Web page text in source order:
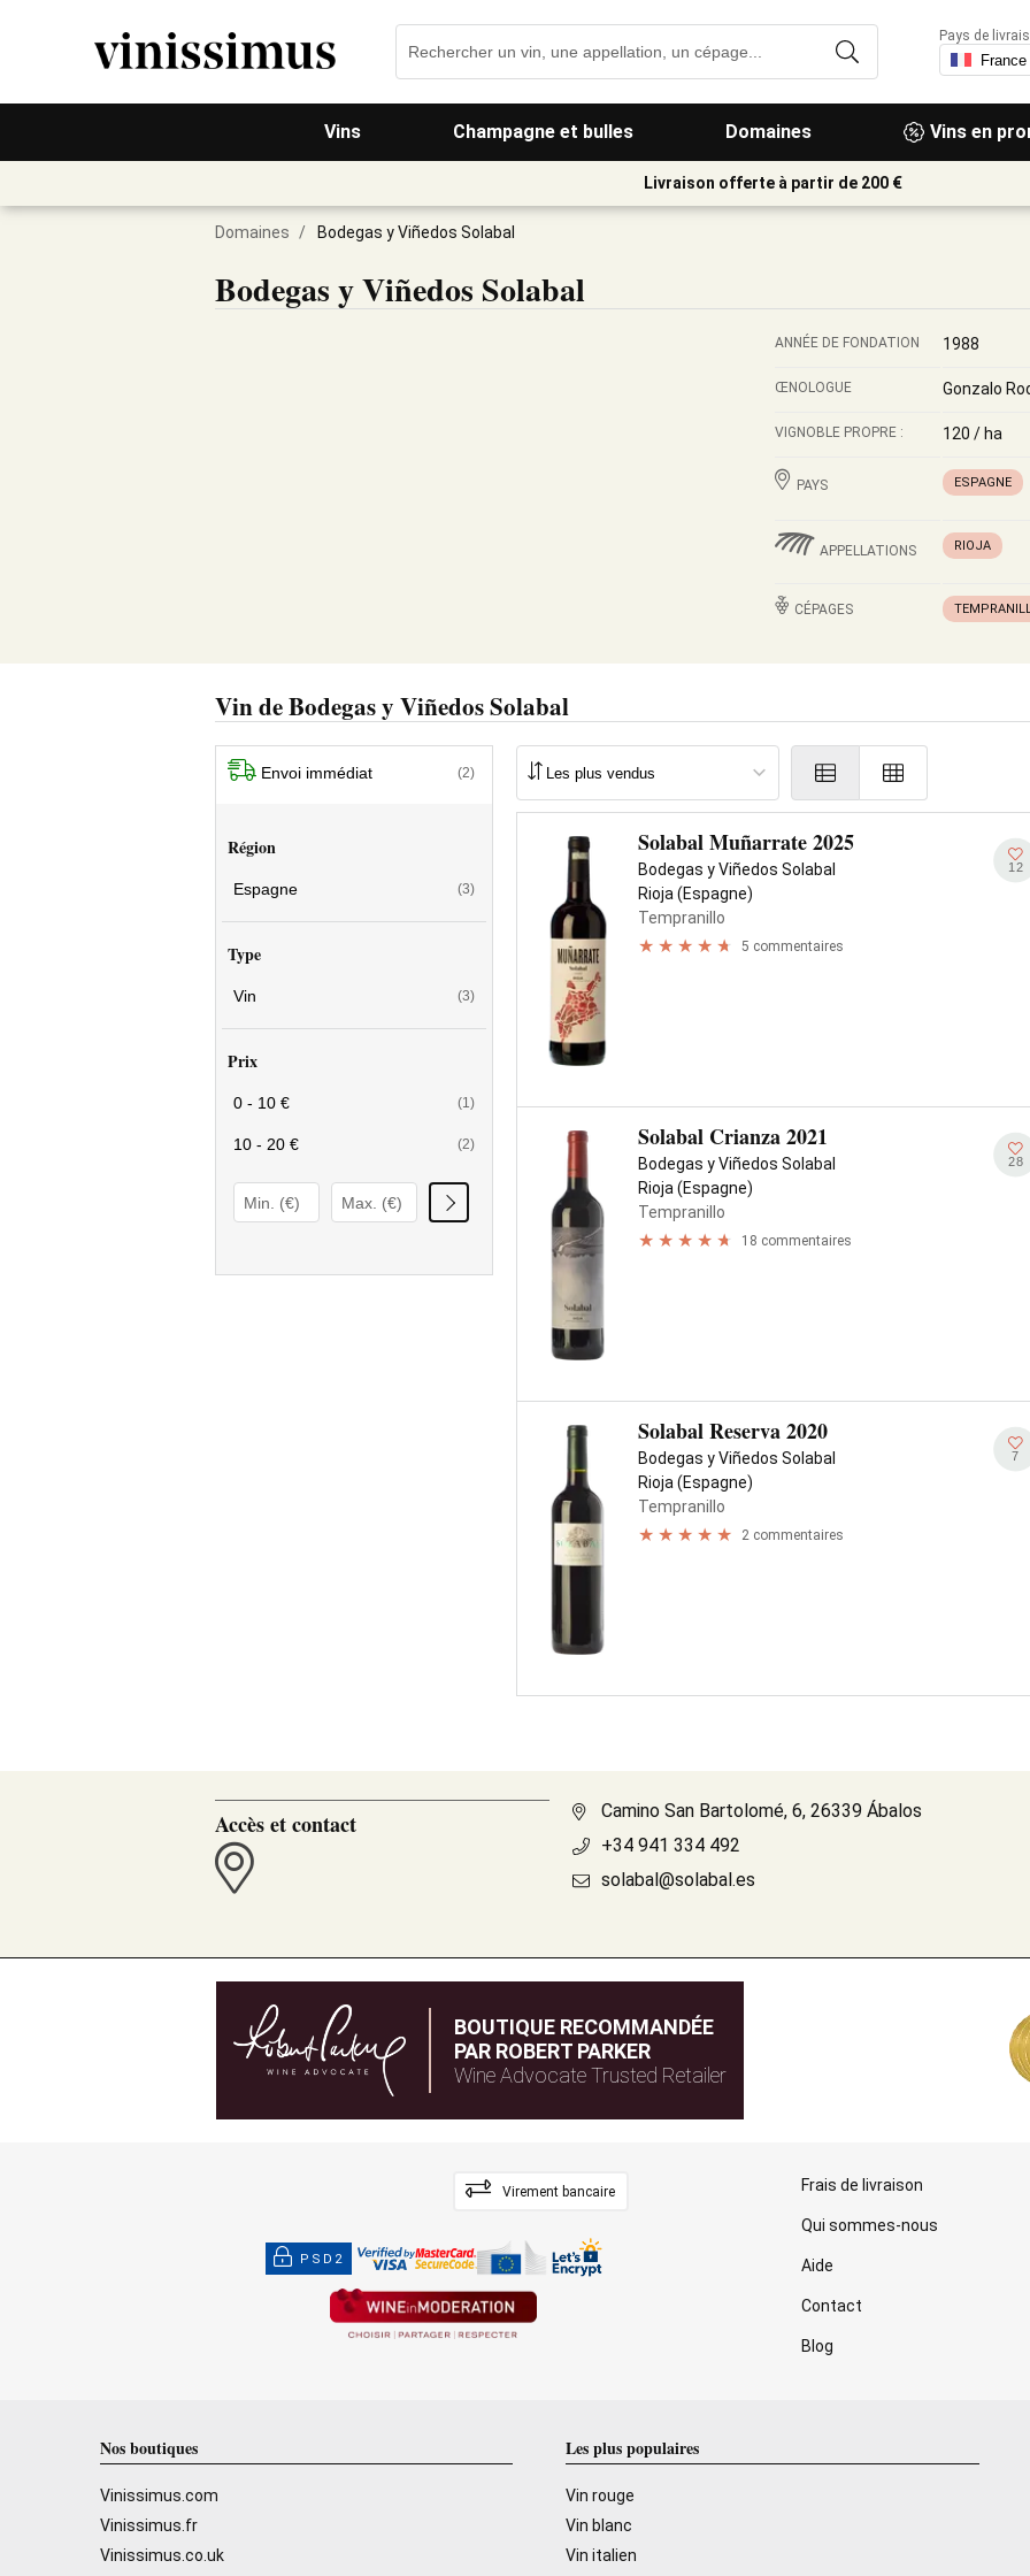
Vins Champagne et bulles Domaines Vins en
Pays de
Livraison offerte à partir de 200 €
Domaines / Bodegas y Viñedos Solabal
Bodegas y Viñedos Solabal
ANNÉE DE FONDATION 1988
ŒNOLOGUE Gonzalo
VIGNOBLE PROPRE : 120 / ha
PAYS ESPAGNE
APPELLATIONS RIOJA
CÉPAGES
Vin de Bodegas y Viñedos Solabal
Envoi immédiat (2)
Région
Espagne (3)
Type
Vin (3)
Prix
0 - 10 € (1)
10 - 20 € (2)
Solabal Muñarrate 2025
Bodegas y Viñedos Solabal
Rioja (Espagne)
Tempranillo
5 commentaires
12
Solabal Crianza 2021
Bodegas y Viñedos Solabal
Rioja (Espagne)
Tempranillo
18 commentaires
28
Solabal Reserva 2020
Bodegas y Viñedos Solabal
Rioja (Espagne)
Tempranillo
2 commentaires
7
Accès et contact
Camino San Bartolomé, 6, 26339 Ábalos
+34 941 334 492
solabal@solabal.es
BOUTIQUE RECOMMANDÉE
PAR ROBERT PARKER
Wine Advocate Trusted Retailer
Virement bancaire
PSD2
Frais de livraison
Qui sommes-nous
Aide
Contact
Blog
Nos boutiques
Vinissimus.com
Vinissimus.fr
Vinissimus.co.uk
Les plus populaires
Vin rouge
Vin blanc
Vin italien